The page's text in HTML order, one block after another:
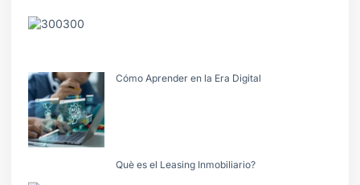
Cómo Aprender en la Era Digital
Què es el Leasing Inmobiliario?